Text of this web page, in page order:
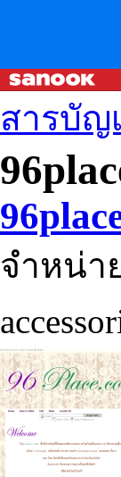
สารบัญ
จำหน่า